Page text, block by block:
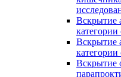
Вскрытие
Вскрытие
Вскрытие